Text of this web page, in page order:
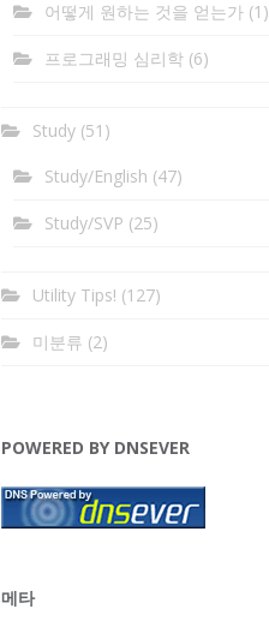
어떻게 원하는 것을 얻는가(1)
프로그래밍 심리학(6)
Study(51)
Study/English (47)
Study/SVP (25)
Utility Tips! (127)
미분류 (2)
POWERED BY DNSEVER
메타